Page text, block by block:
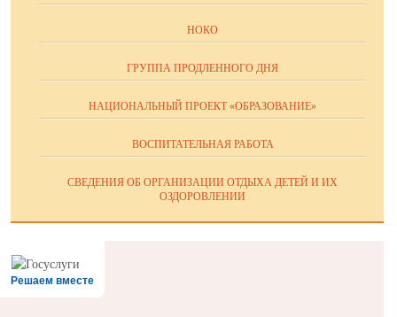
НОКО
ГРУППА ПРОДЛЕННОГО ДНЯ
НАЦИОНАЛЬНЫЙ ПРОЕКТ «ОБРАЗОВАНИЕ»
ВОСПИТАТЕЛЬНАЯ РАБОТА
СВЕДЕНИЯ ОБ ОРГАНИЗАЦИИ ОТДЫХА ДЕТЕЙ И ИХ
ОЗДОРОВЛЕНИИ
Решаем вместе